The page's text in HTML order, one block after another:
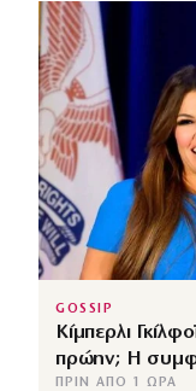
GOSSIP
Κίμπερλι
πρώην; Η
ΠΡΙΝ ΑΠΌ 1 ΏΡΑ